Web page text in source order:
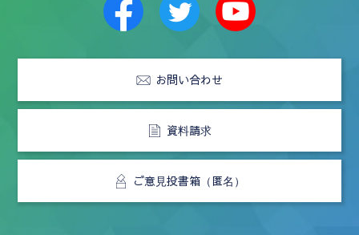
お問い合わせ
資料請求
ご意見投書箱（匿名）